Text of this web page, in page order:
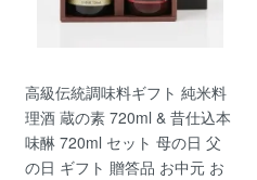
高級伝統調味料ギフト 純米料
理酒 蔵の素 720ml & 昔仕込本
味醂 720ml セット 母の日 父
の日 ギフト 贈答品 お中元 お